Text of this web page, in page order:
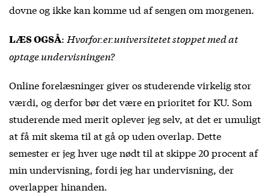
dovne og ikke kan komme ud af sengen om morgenen.
LÆS OGSÅ: Hvorfor er universitetet stoppet med at
optage undervisningen?
Online forelæsninger giver os studerende virkelig stor
værdi, og derfor bør det være en prioritet for KU. Som
studerende med merit oplever jeg selv, at det er umuligt
at få mit skema til at gå op uden overlap. Dette
semester er jeg hver uge nødt til at skippe 20 procent af
min undervisning, fordi jeg har undervisning, der
overlapper hinanden.